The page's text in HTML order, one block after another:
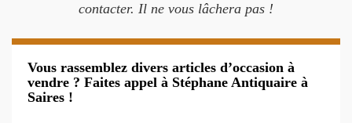
contacter. Il ne vous lâchera pas !
Vous rassemblez divers articles d’occasion à
vendre ? Faites appel à Stéphane Antiquaire à
Saires !